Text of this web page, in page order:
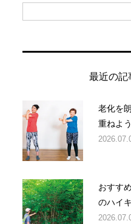
最近の記
老化を
重ねよ
おすす
のハイ